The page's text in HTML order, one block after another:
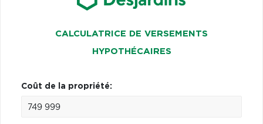
CALCULATRICE DE VERSEMENTS
HYPOTHÉCAIRES
Coût de la propriété: